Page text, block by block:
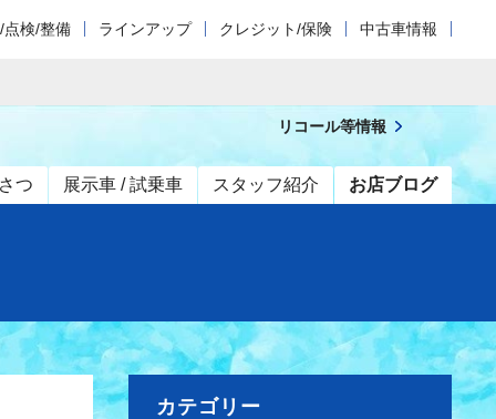
点検/整備 ラインアップ クレジット/保険 中古車情報
つ 展示車 / 試乗車 スタッフ紹介 お店ブログ
リコール等情報
カテゴリー